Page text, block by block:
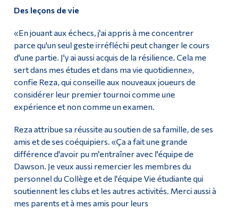
Des leçons de vie
«En jouant aux échecs, j'ai appris à me concentrer
parce qu'un seul geste irréfléchi peut changer le cours
d'une partie. J'y ai aussi acquis de la résilience. Cela me
sert dans mes études et dans ma vie quotidienne»,
confie Reza, qui conseille aux nouveaux joueurs de
considérer leur premier tournoi comme une
expérience et non comme un examen.
Reza attribue sa réussite au soutien de sa famille, de ses
amis et de ses coéquipiers. «Ça a fait une grande
différence d'avoir pu m'entraîner avec l'équipe de
Dawson. Je veux aussi remercier les membres du
personnel du Collège et de l'équipe Vie étudiante qui
soutiennent les clubs et les autres activités. Merci aussi à
mes parents et à mes amis pour leurs